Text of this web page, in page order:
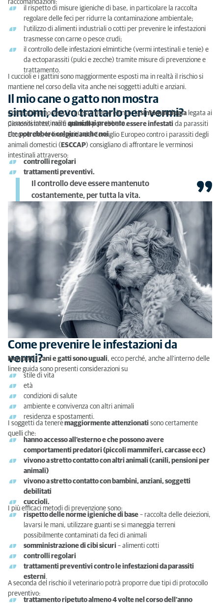
raccomandazioni:
il rispetto di misure igieniche di base, in particolare la raccolta
regolare delle feci per ridurre la contaminazione ambientale;
l’utilizzo di alimenti industriali o cotti per prevenire le infestazioni
trasmesse con carne o pesce crudi;
il controllo delle infestazioni elmintiche (vermi intestinali e tenie) e
da ectoparassiti (pulci e zecche) tramite misure di prevenzione e
trattamento.
I cuccioli e i gattini sono maggiormente esposti ma in realtà il rischio si
mantiene nel corso della vita anche nei soggetti adulti e anziani.
Il mio cane o gatto non mostra
sintomi, devo trattarlo per i vermi?
Come abbiamo visto in questo breve elenco, lasintomatologia legata ai
parassiti intestinali è quasi mai presente.
Ciononostante, molti animalipotrebberoessere infestati da parassiti
chepotrebbero colpire anche noi.
Ecco perché, le linee guida del Consiglio Europeo contro i parassiti degli
animali domestici ( ESCCAP) consigliano di affrontare le verminosi
intestinali attraverso:
controlli regolari
trattamenti preventivi.
Il controllo deve essere mantenuto
costantemente, per tutta la vita.
Come prevenire le infestazioni da
vermi?
Non tutti i cani e gatti sono uguali, ecco perché, anche all’interno delle
linee guida sono presenti considerazioni su
stile di vita
età
condizioni di salute
ambiente e convivenza con altri animali
residenza e spostamenti.
I soggetti da teneremaggiormente attenzionati sono certamente
quelli che:
hanno accesso all’esterno e che possono avere
comportamenti predatori (piccoli mammiferi, carcasse ecc)
vivono a stretto contatto con altri animali (canili, pensioni per
animali)
vivono a stretto contatto con bambini, anziani, soggetti
debilitati
cuccioli.
I più efficaci metodi di prevenzione sono:
rispetto delle norme igieniche di base – raccolta delle deiezioni,
lavarsi le mani, utilizzare guanti se si maneggia terreni
possibilmente contaminati da feci di animali
somministrazione di cibi sicuri – alimenti cotti
controlli regolari
trattamenti preventivi contro le infestazioni da parassiti
esterni.
A seconda del rischio il veterinario potrà proporre due tipi di protocollo
preventivo:
trattamento ripetuto almeno 4 volte nel corso dell’anno